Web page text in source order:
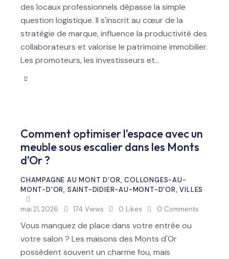
des locaux professionnels dépasse la simple
question logistique. Il s'inscrit au cœur de la
stratégie de marque, influence la productivité des
collaborateurs et valorise le patrimoine immobilier.
Les promoteurs, les investisseurs et…
Comment optimiser l’espace avec un
meuble sous escalier dans les Monts
d’Or ?
CHAMPAGNE AU MONT D’OR,COLLONGES-AU-
MONT-D'OR, SAINT-DIDIER-AU-MONT-D'OR,VILLES
mai 21, 2026 174 Views 0 Likes 0 Comments
Vous manquez de place dans votre entrée ou
votre salon ? Les maisons des Monts d'Or
possèdent souvent un charme fou, mais